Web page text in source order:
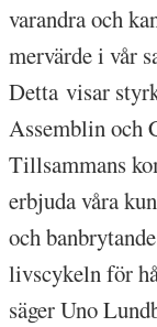
varandra och
mervärde i vår
Detta visar
Assemblin och
Tillsammans
erbjuda våra
och
livscykeln för
säger Uno